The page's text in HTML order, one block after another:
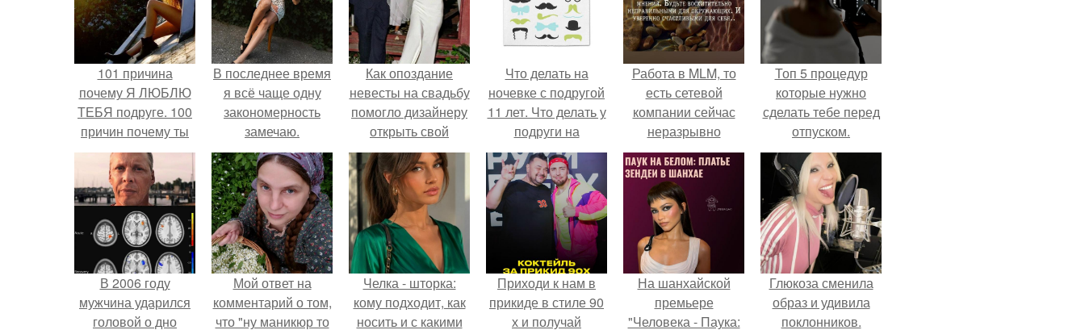
101 причина
почему Я ЛЮБЛЮ
ТЕБЯ подруге. 100
причин почему ты
моя лучшая
подруга.
В последнее время
я всё чаще одну
закономерность
замечаю.
Как опоздание
невесты на свадьбу
помогло дизайнеру
открыть свой
бренд.
Что делать на
ночевке с подругой
11 лет. Что делать у
подруги на
ночёвке?
Работа в MLM, то
есть сетевой
компании сейчас
неразрывно
связана с создание
своего контента,
своей страницы в
соц сетях.
Топ 5 процедур
которые нужно
сделать тебе перед
отпуском.
В 2006 году
мужчина ударился
головой о дно
Мой ответ на
комментарий о том,
что "ну маникюр то
Челка - шторка:
кому подходит, как
носить и с какими
Приходи к нам в
прикиде в стиле 90
х и получай
На шанхайской
премьере
"Человека - Паука:
Глюкоза сменила
образ и удивила
поклонников.